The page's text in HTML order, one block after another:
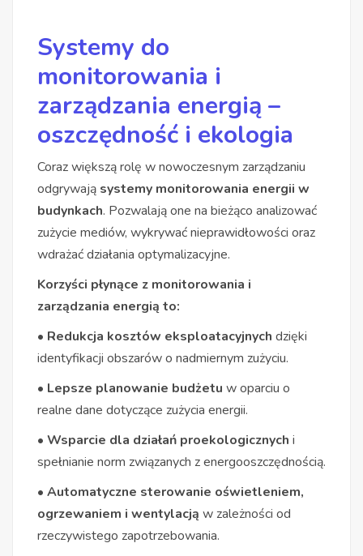
Systemy do
monitorowania i
zarządzania energią –
oszczędność i ekologia
Coraz większą rolę w nowoczesnym zarządzaniu
odgrywają systemy monitorowania energii w
budynkach. Pozwalają one na bieżąco analizować
zużycie mediów, wykrywać nieprawidłowości oraz
wdrażać działania optymalizacyjne.
Korzyści płynące z monitorowania i
zarządzania energią to:
• Redukcja kosztów eksploatacyjnych dzięki
identyfikacji obszarów o nadmiernym zużyciu.
• Lepsze planowanie budżetu w oparciu o
realne dane dotyczące zużycia energii.
• Wsparcie dla działań proekologicznych i
spełnianie norm związanych z energooszczędnością.
• Automatyczne sterowanie oświetleniem,
ogrzewaniem i wentylacją w zależności od
rzeczywistego zapotrzebowania.